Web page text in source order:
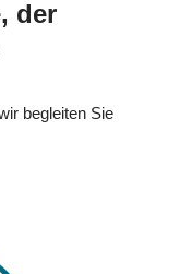
der
begleiten Sie